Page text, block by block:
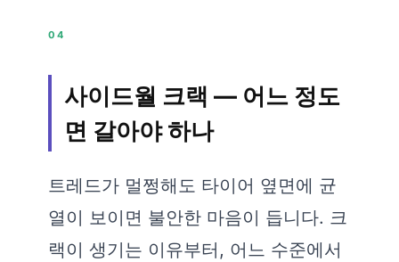
04
사이드월 크랙 — 어느 정도
면 갈아야 하나
트레드가 멀쩡해도 타이어 옆면에 균
열이 보이면 불안한 마음이 듭니다. 크
랙이 생기는 이유부터, 어느 수준에서